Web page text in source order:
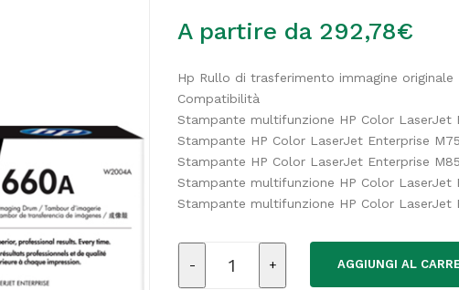
A partire da 292,78€
Hp Rullo di trasferimento immagine originale
Compatibilità
Stampante multifunzione HP Color LaserJet
Stampante HP Color LaserJet Enterprise
Stampante HP Color LaserJet Enterprise
Stampante multifunzione HP Color LaserJet
Stampante multifunzione HP Color
AGGIUNGI AL